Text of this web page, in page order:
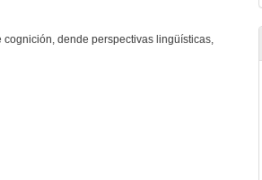
dende perspectivas lingüísticas,